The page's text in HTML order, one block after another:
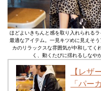
ほどよいきちんと感を取り入れられる
最適なアイテム。一見キツめに見えそ
カのリラックスな雰囲気が中和してく
く、動くたびに揺れるしなや
【レザ
「パー